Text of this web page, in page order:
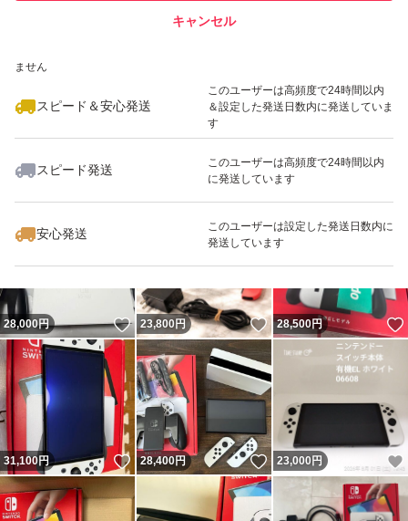
ません
スピード＆安心発送
このユーザーは高頻度で24時間以内
＆設定した発送日数内に発送していま
す
スピード発送
このユーザーは高頻度で24時間以内
に発送しています
安心発送
このユーザーは設定した発送日数内に
発送しています
キャンセル
いいね！
34,000
28,000円 いいね！
23,800円 いいね！
28,500円
31,100円 いいね！
28,400円 いいね！
23,000 円